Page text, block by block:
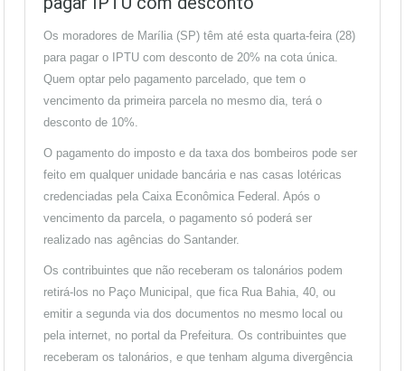
Os moradores de Marília (SP) têm até esta quarta-feira (28)
para pagar o IPTU com desconto de 20% na cota única.
Quem optar pelo pagamento parcelado, que tem o
vencimento da primeira parcela no mesmo dia, terá o
desconto de 10%.
O pagamento do imposto e da taxa dos bombeiros pode ser
feito em qualquer unidade bancária e nas casas lotéricas
credenciadas pela Caixa Econômica Federal. Após o
vencimento da parcela, o pagamento só poderá ser
realizado nas agências do Santander.
Os contribuintes que não receberam os talonários podem
retirá-los no Paço Municipal, que fica Rua Bahia, 40, ou
emitir a segunda via dos documentos no mesmo local ou
pela internet, no portal da Prefeitura. Os contribuintes que
receberam os talonários, e que tenham alguma divergência